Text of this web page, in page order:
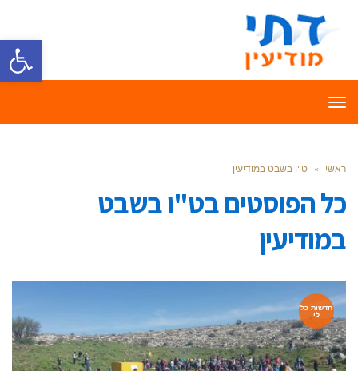
פתח
תפריט
ראשי » ט"ו בשבט במודיעין
כל הפוסטים בט"ו בשבט
במודיעין
חדשות כל
לי